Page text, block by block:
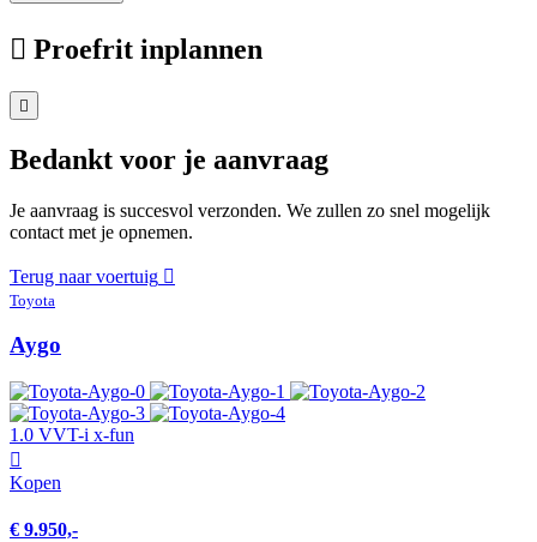
Proefrit inplannen
Bedankt voor je aanvraag
Je aanvraag is succesvol verzonden. We zullen zo snel mogelijk
contact met je opnemen.
Terug naar voertuig
Toyota
Aygo
1.0 VVT-i x-fun
Kopen
€ 9.950,-